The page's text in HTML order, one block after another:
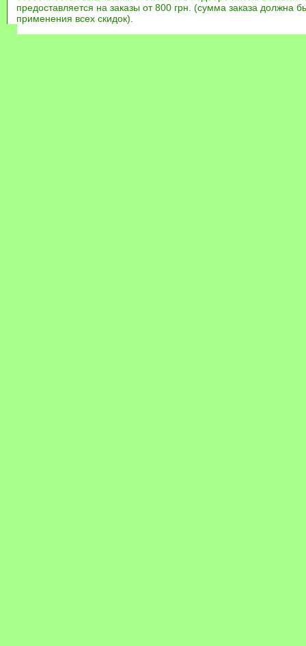
предоставляется на заказы от 800 грн. (сумма заказа должна
применения всех скидок).